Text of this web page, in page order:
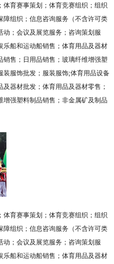
育赛事策划；体育竞赛组织；组织
组织；信息咨询服务（不含许可类
；会议及展览服务；咨询策划服
船和运动船销售；体育用品及器材
售；日用品销售；玻璃纤维增强塑
服饰批发；服装服饰;体育用品设备
器材批发；体育用品及器材零售；
增强塑料制品销售；非金属矿及制品
育赛事策划；体育竞赛组织；组织
组织；信息咨询服务（不含许可类
；会议及展览服务；咨询策划服
船和运动船销售；体育用品及器材